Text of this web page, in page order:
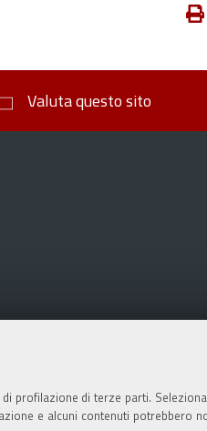
profilazione di terze parti.
e alcuni contenuti potrebbero
Azioni
Valuta questo sito